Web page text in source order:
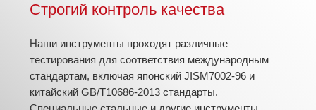
Строгий контроль качества
Наши инструменты проходят различные
тестирования для соответствия международным
стандартам, включая японский JISM7002-96 и
китайский GB/T10686-2013 стандарты.